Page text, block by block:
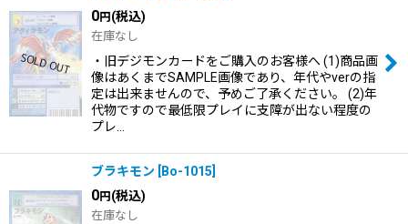
0円(税込)
在庫なし
・旧デジモンカードをご購入のお客様へ (1)商品画
像はあくまでSAMPLE画像であり、年代やverの指
定は出来ませんので、予めご了承ください。 (2)年
代物ですので最低限プレイに支障が出ない程度の
プレ…
ブラキモン Bo-1015
0円(税込)
在庫なし